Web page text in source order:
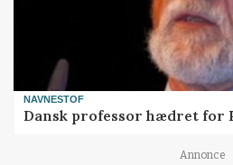
NAVNESTOF
Dansk professor hædret for
Annonce